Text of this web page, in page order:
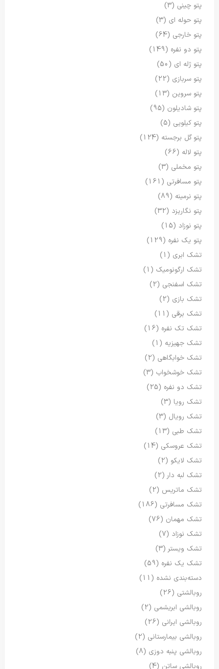
پتو چینی (3)
پتو حوله ای (3)
پتو خارجی (64)
پتو دو نفره (149)
پتو ژله ای (50)
پتو سربازی (22)
پتو سروین (13)
پتو شادیلون (95)
پتو کیلویی (5)
پتو گل برجسته (124)
پتو لاله (66)
پتو مخملی (3)
پتو مسافرتی (161)
پتو نرمینه (89)
پتو نگاریزد (32)
پتو نوزاد (15)
پتو یک نفره (129)
تشک ابری (1)
تشک ارگونومیک (1)
تشک اسفنجی (2)
تشک بازی (2)
تشک برقی (11)
تشک تک نفره (16)
تشک جهیزیه (1)
تشک خوابگاهی (2)
تشک خوشخواب (3)
تشک دو نفره (25)
تشک رویا (3)
تشک رویال (3)
تشک طبی (13)
تشک عروسکی (14)
تشک لایکو (2)
تشک لبه دار (2)
تشک ماتریس (2)
تشک مسافرتی (186)
تشک مهمان (76)
تشک نوزاد (7)
تشک ویستر (3)
تشک یک نفره (59)
دسته‌بندی نشده (11)
روبالشتی (26)
روبالشی ابریشمی (2)
روبالشی ایرانی (26)
روبالشی بیمارستانی (2)
روبالشی پنبه دوزی (8)
روبالشی ساتن (4)